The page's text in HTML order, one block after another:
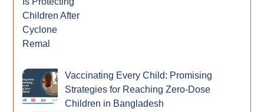
Vaccinating Every Child: Promising
Strategies for Reaching Zero-Dose
Children in Bangladesh